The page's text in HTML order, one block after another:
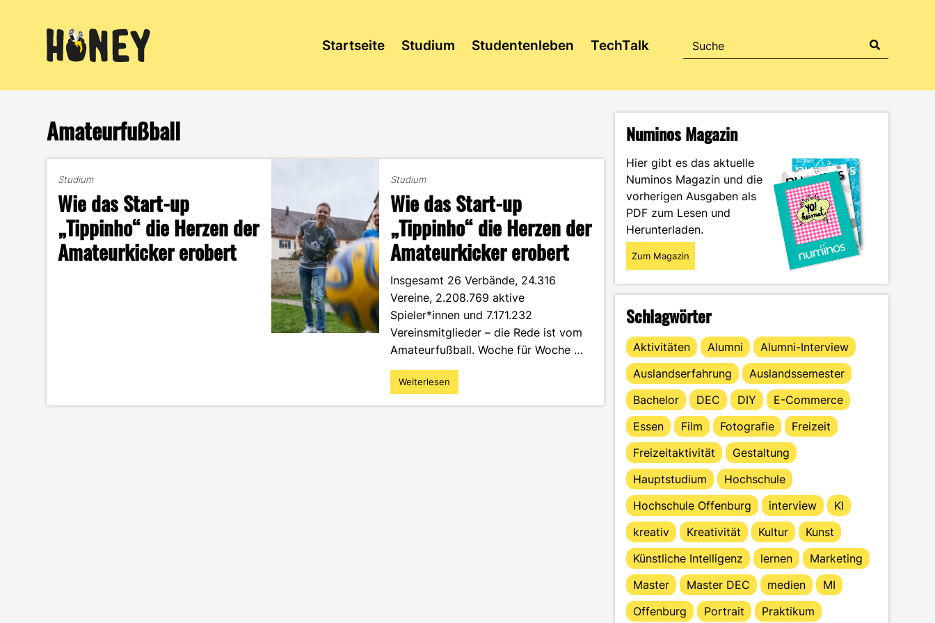
Startseite Studium Studentenleben TechTalk
Amateurfußball
Studium
Wie das Start-up
„Tippinho“ die Herzen der
Amateurkicker erobert
Studium
Wie das Start-up
„Tippinho“ die Herzen der
Amateurkicker erobert
Insgesamt 26 Verbände, 24.316
Vereine, 2.208.769 aktive
Spieler*innen und 7.171.232
Vereinsmitglieder – die Rede ist vom
Amateurfußball. Woche für Woche …
"Wie
das
Weiterlesen
Numinos Magazin
Hier gibt es das aktuelle
Numinos Magazin und die
vorherigen Ausgaben als
PDF zum Lesen und
Herunterladen.
Zum Magazin
Schlagwörter
Aktivitäten Alumni
Alumni-Interview
Auslandserfahrung
Auslandssemester
Bachelor
DEC DIY
E-Commerce
Essen
Film Fotografie
Freizeit
Freizeitaktivität
Gestaltung
Hauptstudium
Hochschule
Hochschule Offenburg
interview
KI
kreativ
Kreativität Kultur
Kunst
Künstliche Intelligenz
lernen
Marketing
Master
Master DEC medien
MI
Offenburg
Portrait
Praktikum